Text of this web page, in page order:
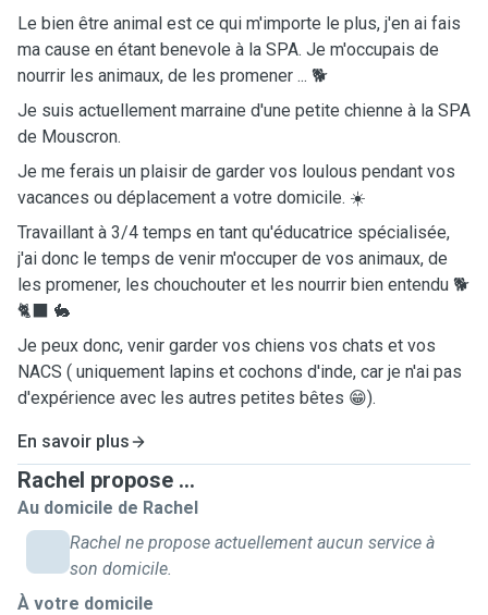
Le bien être animal est ce qui m'importe le plus, j'en ai fais
ma cause en étant benevole à la SPA. Je m'occupais de
nourrir les animaux, de les promener ... 🐕
Je suis actuellement marraine d'une petite chienne à la SPA
de Mouscron.
Je me ferais un plaisir de garder vos loulous pendant vos
vacances ou déplacement a votre domicile. ☀️
Travaillant à 3/4 temps en tant qu'éducatrice spécialisée,
j'ai donc le temps de venir m'occuper de vos animaux, de
les promener, les chouchouter et les nourrir bien entendu 🐕
🐈‍⬛ 🐇
Je peux donc, venir garder vos chiens vos chats et vos
NACS ( uniquement lapins et cochons d'inde, car je n'ai pas
d'expérience avec les autres petites bêtes 😁).
En savoir plus
Rachel propose ...
Au domicile de Rachel
Rachel ne propose actuellement aucun service à
son domicile.
À votre domicile